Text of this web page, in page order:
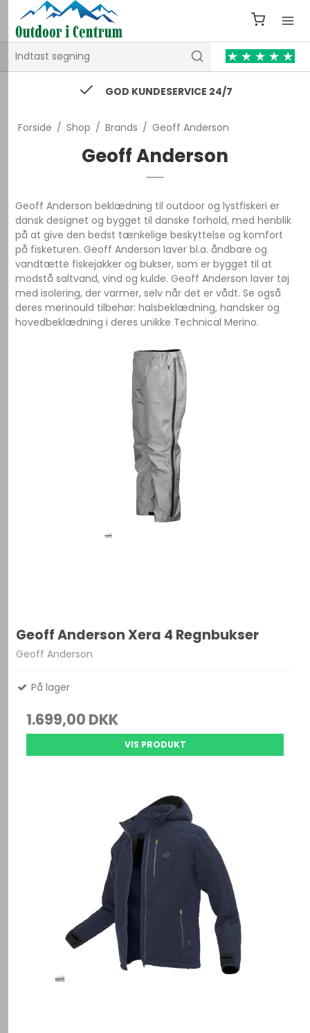
74 43 53 55 / kontakt@outdooricentrum.dk
Forside / Shop / Brands / Geoff Anderson
Geoff Anderson
Geoff Anderson beklædning til outdoor og lystfiskeri er
dansk designet og bygget til danske forhold, med henblik
på at give den bedst tænkelige beskyttelse og komfort
på fisketuren. Geoff Anderson laver bl.a. åndbare og
vandtætte fiskejakker og bukser, som er bygget til at
modstå saltvand, vind og kulde. Geoff Anderson laver tøj
med isolering, der varmer, selv når det er vådt. Se også
deres merinould tilbehør: halsbeklædning, handsker og
hovedbeklædning i deres unikke Technical Merino.
Geoff Anderson Xera 4 Regnbukser
Geoff Anderson
På lager
1.699,00 DKK
VIS PRODUKT